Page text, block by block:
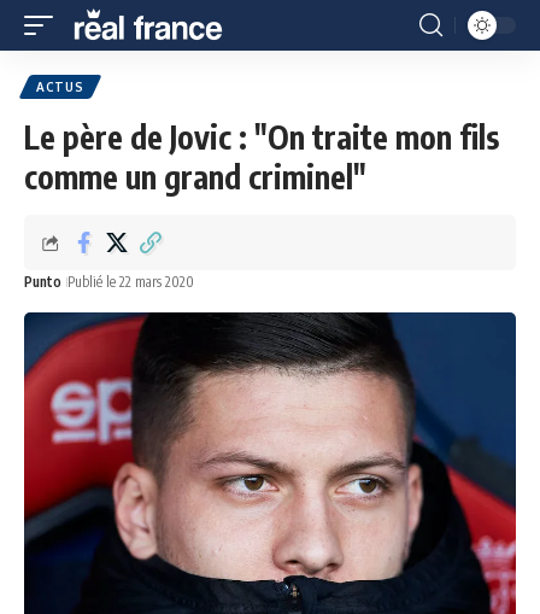
ACTUS
Le père de Jovic : "On traite mon fils
comme un grand criminel"
Punto Publié le 22 mars 2020